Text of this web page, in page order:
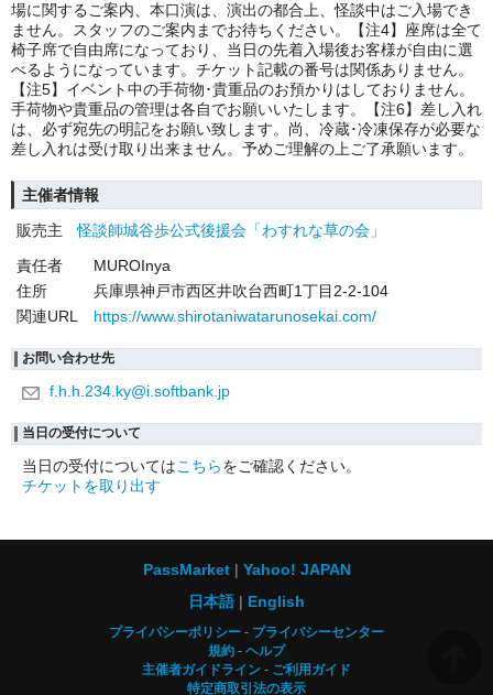
場に関するご案内、本口演は、演出の都合上、怪談中はご入場でき
ません。スタッフのご案内までお待ちください。【注4】座席は全て
椅子席で自由席になっており、当日の先着入場後お客様が自由に選
べるようになっています。チケット記載の番号は関係ありません。
【注5】イベント中の手荷物･貴重品のお預かりはしておりません。
手荷物や貴重品の管理は各自でお願いいたします。【注6】差し入れ
は、必ず宛先の明記をお願い致します。尚、冷蔵･冷凍保存が必要な
差し入れは受け取り出来ません。予めご理解の上ご了承願います。
主催者情報
販売主
怪談師城谷歩公式後援会「わすれな草の会」
責任者
MUROInya
住所
兵庫県神戸市西区井吹台西町1丁目2-2-104
関連URL
https://www.shirotaniwatarunosekai.com/
お問い合わせ先
f.h.h.234.ky@i.softbank.jp
当日の受付について
当日の受付についてはこちらをご確認ください。
チケットを取り出す
PassMarket
Yahoo! JAPAN
日本語
English
プライバシーポリシー
プライバシーセンター
規約
ヘルプ
主催者ガイドライン
ご利用ガイド
特定商取引法の表示